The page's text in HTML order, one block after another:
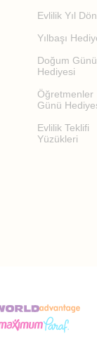
Evlilik Yıl
Yılbaşı
Doğum Günü
Hediyesi
Öğretmenler
Günü
Evlilik Teklifi
Yüzükleri